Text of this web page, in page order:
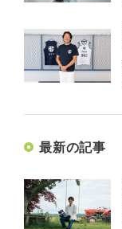
最新の記事